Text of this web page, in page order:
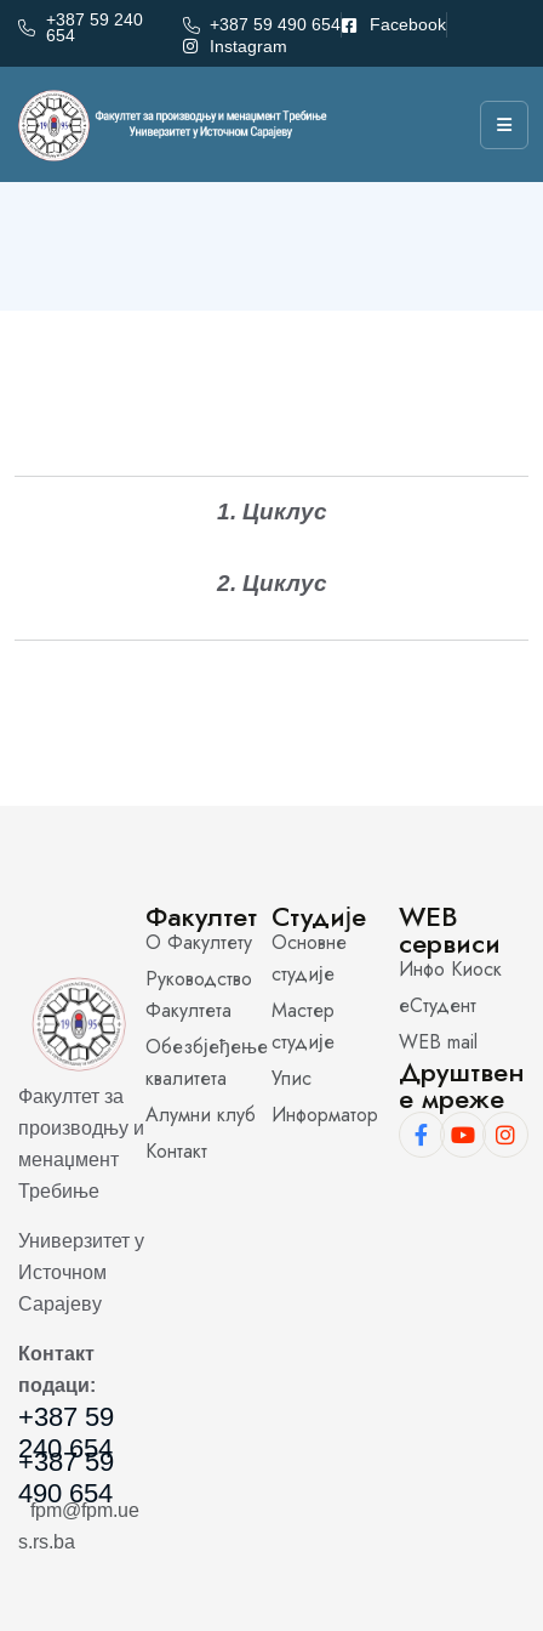
+387 59 240
654
+387 59 490 654
Facebook
Instagram
Студијски програми
1. Циклус
2. Циклус
Факултет за
производњу и
менаџмент
Требиње
Универзитет у
Источном
Сарајеву
Контакт
подаци:
+387 59
240 654
+387 59
490 654
fpm@fpm.ue
s.rs.ba
Факултет
О Факултету
Руководство
Факултета
Обезбјеђење
квалитета
Алумни клуб
Контакт
Студије
Основне
студије
Мастер
студије
Упис
Информатор
WEB
сервиси
Инфо Киоск
еСтудент
WEB mail
Друштвен
е мреже